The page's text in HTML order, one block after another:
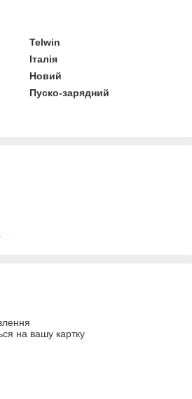
Telwin
Італія
Новий
Пуско-зарядний
на вашу картку